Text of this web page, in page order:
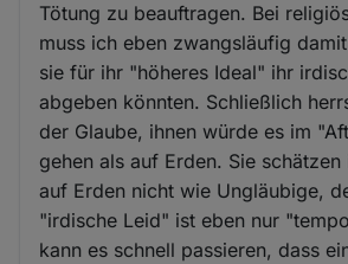
Tötung zu beauftragen. Bei
muss ich eben zwangsläufig
sie für ihr "höheres Ideal" ihr
abgeben könnten. Schließlich
der Glaube, ihnen würde es im
gehen als auf Erden. Sie schätzen
auf Erden nicht wie Ungläubige,
"irdische Leid" ist eben nur
kann es schnell passieren, dass